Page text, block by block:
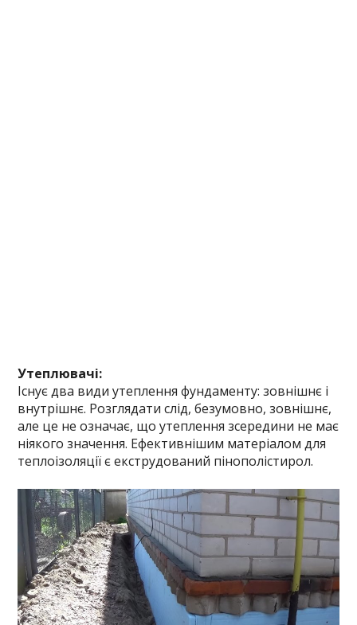
Утеплювачі:
Існує два види утеплення фундаменту: зовнішнє і
внутрішнє. Розглядати слід, безумовно, зовнішнє,
але це не означає, що утеплення зсередини не має
ніякого значення. Ефективнішим матеріалом для
теплоізоляції є екструдований пінополістирол.